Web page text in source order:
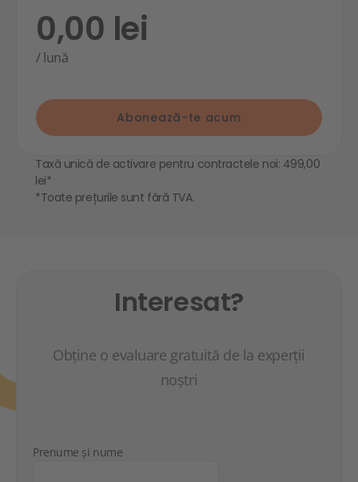
0,00 lei
/ lună
Abonează-te acum
Taxă unică de activare pentru contractele noi: 499,00
lei*
*Toate prețurile sunt fără TVA.
Interesat?
Obține o evaluare gratuită de la experții
noștri
Prenume și nume